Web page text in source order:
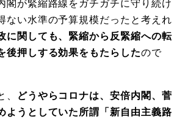
閣が緊縮路線をガチガチに守り続け
ない水準の予算規模だったと考えれ
に関しても、緊縮から反緊縮への転
後押しする効果をもたらしたので
、
どうやらコロナは、安倍内閣、菅
ようとしていた所謂「新自由主義路